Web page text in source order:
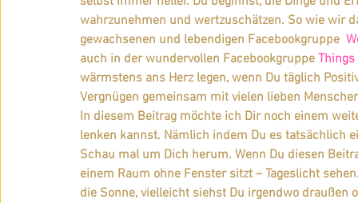
Coaching Bewusst Sein Dein Licht
Dein Wirken und deine Wirkung Intuition
wahrzunehmen und wertzuschätzen. So wie wir
gewachsenen und lebendigen Facebookgruppe
auch in der wundervollen Facebookgruppe
wärmstens ans Herz legen, wenn Du täglich
Vergnügen gemeinsam mit vielen lieben
In diesem Beitrag möchte ich Dir noch einem
lenken kannst. Nämlich indem Du es tatsächlich
Schau mal um Dich herum. Wenn Du diesen
einem Raum ohne Fenster sitzt – Tageslicht
die Sonne, vielleicht siehst Du irgendwo